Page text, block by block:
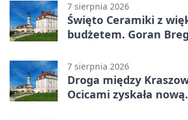
7 sierpnia 2026
Święto Ceramiki z
budżetem. Goran
7 sierpnia 2026
Droga między
Ocicami zyskała nową